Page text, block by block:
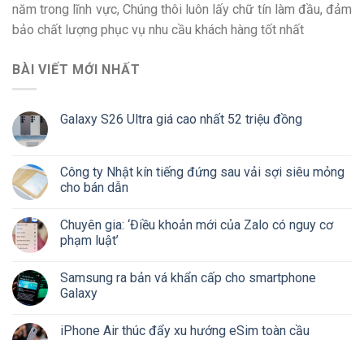
năm trong lĩnh vực, Chúng thôi luôn lấy chữ tín làm đầu, đảm
bảo chất lượng phục vụ nhu cầu khách hàng tốt nhất
BÀI VIẾT MỚI NHẤT
Galaxy S26 Ultra giá cao nhất 52 triệu đồng
Công ty Nhật kín tiếng đứng sau vải sợi siêu mỏng
cho bán dẫn
Chuyên gia: ‘Điều khoản mới của Zalo có nguy cơ
phạm luật’
Samsung ra bản vá khẩn cấp cho smartphone
Galaxy
iPhone Air thúc đẩy xu hướng eSim toàn cầu